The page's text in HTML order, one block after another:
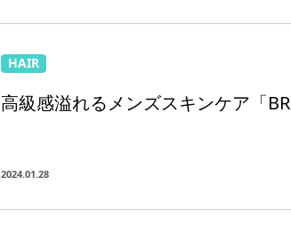
HAIR
高級感溢れるメンズスキンケア「
2024.01.28